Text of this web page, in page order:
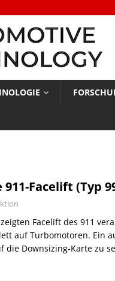
911-Facelift (Typ
Facelift des 911
auf Turbomotoren. Ein
Downsizing-Karte zu